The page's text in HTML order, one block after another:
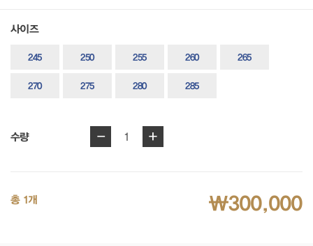
사이즈
245 250 255 260 265
270 275 280 285
수량 - 1 +
총 1개 ₩300,000